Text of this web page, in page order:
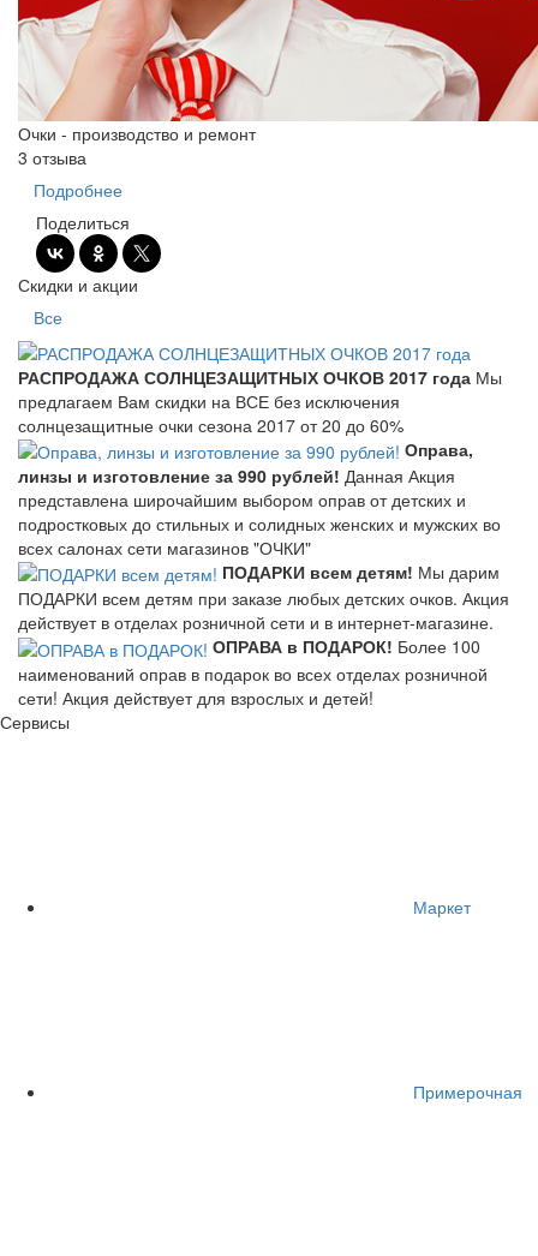
Очки - производство и ремонт
3 отзыва
Подробнее
Поделиться
Скидки и акции
Все
РАСПРОДАЖА СОЛНЦЕЗАЩИТНЫХ ОЧКОВ 2017 года Мы
предлагаем Вам скидки на ВСЕ без исключения
солнцезащитные очки сезона 2017 от 20 до 60%
Оправа,
линзы и изготовление за 990 рублей! Данная Акция
представлена широчайшим выбором оправ от детских и
подростковых до стильных и солидных женских и мужских во
всех салонах сети магазинов "ОЧКИ"
ПОДАРКИ всем детям! Мы дарим
ПОДАРКИ всем детям при заказе любых детских очков. Акция
действует в отделах розничной сети и в интернет-магазине.
ОПРАВА в ПОДАРОК! Более 100
наименований оправ в подарок во всех отделах розничной
сети! Акция действует для взрослых и детей!
Сервисы
Маркет
Примерочная